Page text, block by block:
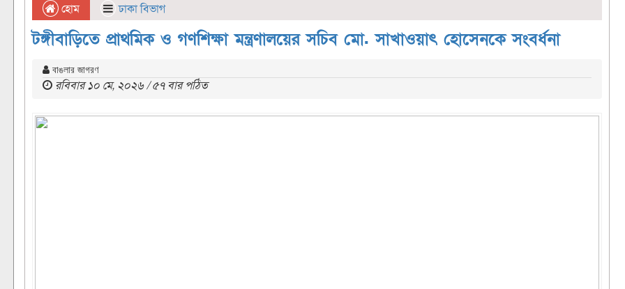
হোম ঢাকা বিভাগ
টঙ্গীবাড়িতে প্রাথমিক ও গণশিক্ষা মন্ত্রণালয়ের সচিব মো. সাখাওয়াৎ হোসেনকে সংবর্ধনা
বাঙলার জাগরণ
রবিবার ১০ মে, ২০২৬ / ৫৭ বার পঠিত